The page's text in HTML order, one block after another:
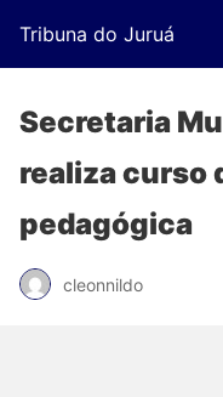
Tribuna do Juruá
Secretaria
realiza curso
pedagógica
cleonnildo